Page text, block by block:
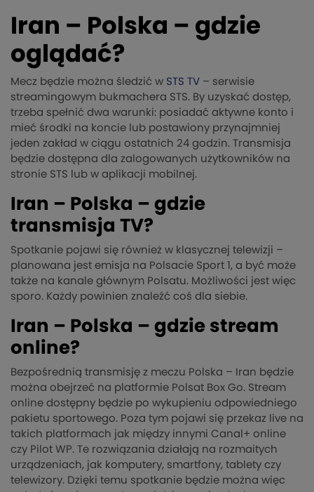
Iran – Polska – gdzie
oglądać?
Mecz będzie można śledzić w STS TV – serwisie
streamingowym bukmachera STS. By uzyskać dostęp,
trzeba spełnić dwa warunki: posiadać aktywne konto i
mieć środki na koncie lub postawiony przynajmniej
jeden zakład w ciągu ostatnich 24 godzin. Transmisja
będzie dostępna dla zalogowanych użytkowników na
stronie STS lub w aplikacji mobilnej.
Iran – Polska – gdzie
transmisja TV?
Spotkanie pojawi się również w klasycznej telewizji –
planowana jest emisja na Polsacie Sport 1, a być może
także na kanale głównym Polsatu. Możliwości jest więc
sporo. Każdy powinien znaleźć coś dla siebie.
Iran – Polska – gdzie stream
online?
Bezpośrednią transmisję z meczu Polska – Iran będzie
można obejrzeć na platformie Polsat Box Go. Stream
online dostępny będzie po wykupieniu odpowiedniego
pakietu sportowego. Poza tym pojawi się przekaz live na
takich platformach jak między innymi Canal+ online
czy Pilot WP. Te rozwiązania działają na rozmaitych
urządzeniach, jak komputery, smartfony, tablety czy
telewizory. Dzięki temu spotkanie będzie można więc